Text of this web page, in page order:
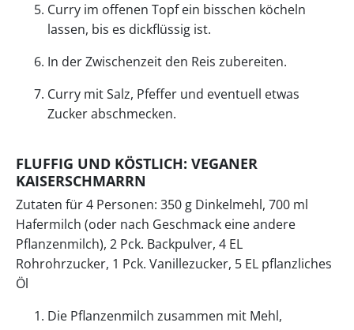
Curry im offenen Topf ein bisschen köcheln
lassen, bis es dickflüssig ist.
In der Zwischenzeit den Reis zubereiten.
Curry mit Salz, Pfeffer und eventuell etwas
Zucker abschmecken.
FLUFFIG UND KÖSTLICH: VEGANER
KAISERSCHMARRN
Zutaten für 4 Personen: 350 g Dinkelmehl, 700 ml
Hafermilch (oder nach Geschmack eine andere
Pflanzenmilch), 2 Pck. Backpulver, 4 EL
Rohrohrzucker, 1 Pck. Vanillezucker, 5 EL pflanzliches
Öl
Die Pflanzenmilch zusammen mit Mehl,